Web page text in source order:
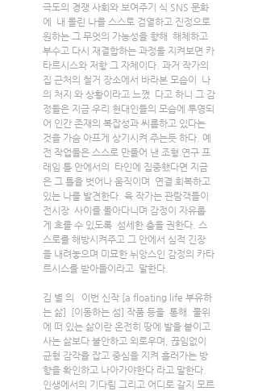
극도의 경쟁 사회와 보여주기 식 SNS 문화
에  내 몰린 나를 스스로 검열하고 진정으로
원하는 그 무엇의 가능성을 향해  해체하고
부수고 다시 재결합하는 과정을 지켜보면 카
타르시스와 저항 그 자체이다. 과거 작가의
집 근처의 철거 장소에서 바라본 모습이  나
의 처지 와 상황이라고 느꼈  다고 하니 그 감
정들은 지금 우리 현대인들의 모습에 투영되
어 인간 존재의 복잡성과 씨름하고 있다는
것을 가슴 아프게 상기시켜 주는듯 하다. 예
전 작업들은 스스로 만들어 낸 조형 연구 프
레임 틀 안에서의  타인에 집중했다면 지금
은 그 틀을 벗어나 움직이며  연결 회복하고
있는 나를 발견한다. 육 작가는 관람객들이
전시장  사이를 돌아다니며 감정이 자유롭
게 흐를 수 있도록  섬세한 춤을 권한다. 스
스로를 해방시켜주고 그 안에서 심적 긴장
을 내려놓으며 미묘한 뉘앙스인 감정의 카타
르시스를 받아들이라고  말한다.
김 별 의   이번 신작 [a floating life 부유하
는 삶]  [이동하는 섬] 작품 등을  통해. 물위
에 떠 있는 삶이란 온전히 땅에 발을 붙이고
사는 삶보다 불안하고 외로우며, 끊임없이
균형 감각을 잡고 중심을 지켜 흘러가는 방
향을 확인하고 나아가야한다 라고 말한다.
인생에서의 기다림 그리고 어디로 갈지 모르